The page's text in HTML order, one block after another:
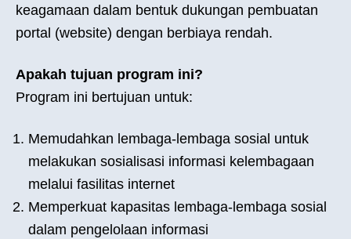
keagamaan dalam bentuk dukungan pembuatan
portal (website) dengan berbiaya rendah.
Apakah tujuan program ini?
Program ini bertujuan untuk:
Memudahkan lembaga-lembaga sosial untuk
melakukan sosialisasi informasi kelembagaan
melalui fasilitas internet
Memperkuat kapasitas lembaga-lembaga sosial
dalam pengelolaan informasi